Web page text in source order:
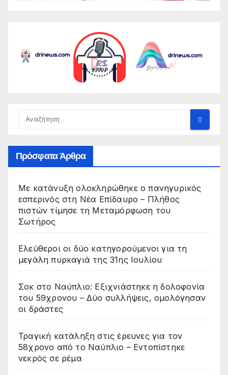
Πρόσφατα Άρθρα
Με κατάνυξη ολοκληρώθηκε ο πανηγυρικός
εσπερινός στη Νέα Επίδαυρο – Πλήθος
πιστών τίμησε τη Μεταμόρφωση του
Σωτήρος
Ελεύθεροι οι δύο κατηγορούμενοι για τη
μεγάλη πυρκαγιά της 31ης Ιουλίου
Σοκ στο Ναύπλιο: Εξιχνιάστηκε η δολοφονία
του 59χρονου – Δύο συλλήψεις, ομολόγησαν
οι δράστες
Τραγική κατάληξη στις έρευνες για τον
58χρονο από το Ναύπλιο – Εντοπίστηκε
νεκρός σε ρέμα